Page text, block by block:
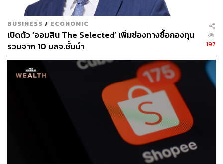
BUSINESS / ECONOMIC
เปิดตัว ‘ออมสิน The Selected’ เพิ่มช่องทางซื้อกองทุน
รวมจาก 10 บลจ.ชั้นนำ
197